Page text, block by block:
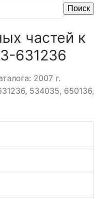
Поиск
частей к
631236
2007 г.
534035, 650136,